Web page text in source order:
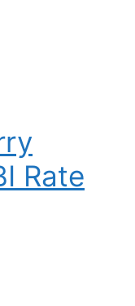
Rate